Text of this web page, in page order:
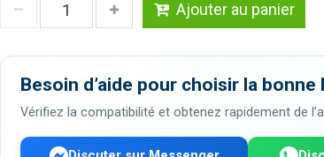
Ajouter au panier
Besoin d’aide pour choisir la bonne
Vérifiez la compatibilité et obtenez rapidement de